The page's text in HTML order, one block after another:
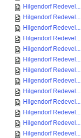
Hilgendorf Redevel...
Hilgendorf Redevel...
Hilgendorf Redevel...
Hilgendorf Redevel...
Hilgendorf Redevel...
Hilgendorf Redevel...
Hilgendorf Redevel...
Hilgendorf Redevel...
Hilgendorf Redevel...
Hilgendorf Redevel...
Hilgendorf Redevel...
Hilgendorf Redevel...
Hilgendorf Redevel...